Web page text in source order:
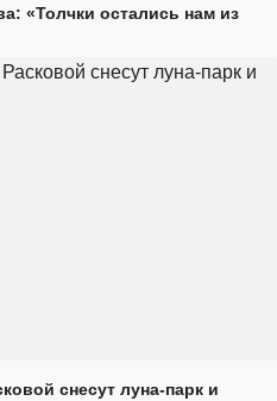
«Толчки остались нам из
снесут луна-парк и